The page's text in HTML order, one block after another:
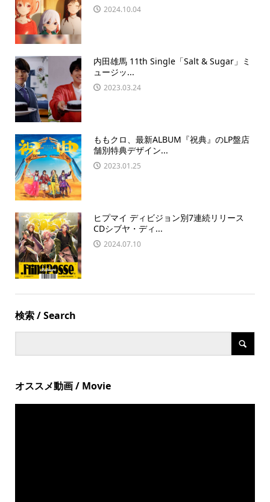
2024.10.04
内田雄馬 11th Single「Salt & Sugar」ミ
ュージッ...
2023.03.24
ももクロ、最新ALBUM『祝典』のLP盤店
舗別特典デザイン...
2023.01.25
ヒプマイ ディビジョン別7連続リリース
CDシブヤ・ディ...
2024.07.10
検索 / Search
オススメ動画 / Movie